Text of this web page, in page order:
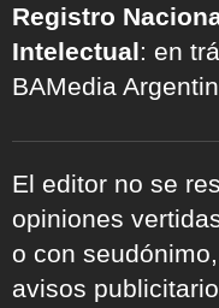
Registro
Intelectual: en
BAMedia
El editor no se
opiniones
o con
avisos